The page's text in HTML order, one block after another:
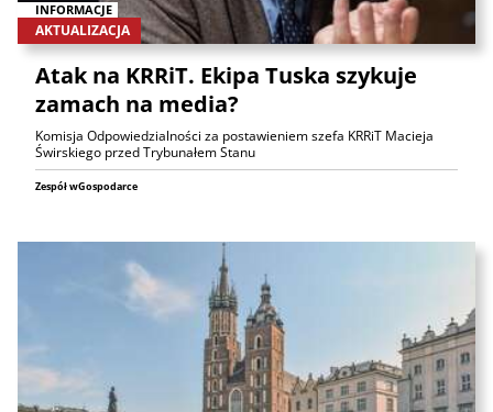
INFORMACJE
AKTUALIZACJA
Atak na KRRiT. Ekipa Tuska szykuje
zamach na media?
Komisja Odpowiedzialności za postawieniem szefa KRRiT Macieja
Świrskiego przed Trybunałem Stanu
Zespół wGospodarce